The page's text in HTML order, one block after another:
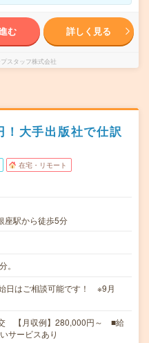
む 詳しく見る
スタッフ株式会社
！大手出版社で仕訳
在宅・リモート
座駅から徒歩5分
日はご相談可能です！ ※9月
【月収例】280,000円～ ■給
サービスあり